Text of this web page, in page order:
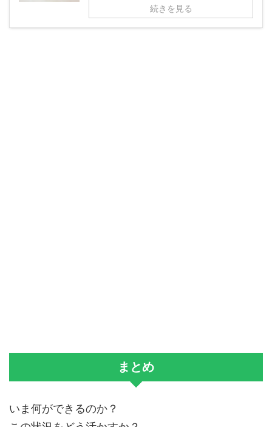
続きを見る
まとめ
いま何ができるのか？